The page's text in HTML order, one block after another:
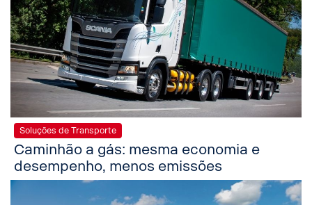
Soluções de Transporte
Caminhão a gás: mesma economia e
desempenho, menos emissões